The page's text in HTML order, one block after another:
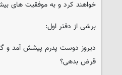
خواهند کرد و به موفقیت های
برشی از دفتر اول:
دیروز دوست پدرم پیشش آمد و
قرض بدهی؟